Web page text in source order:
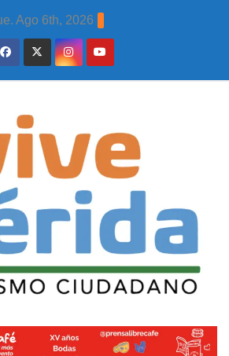
Ago 6th, 2026